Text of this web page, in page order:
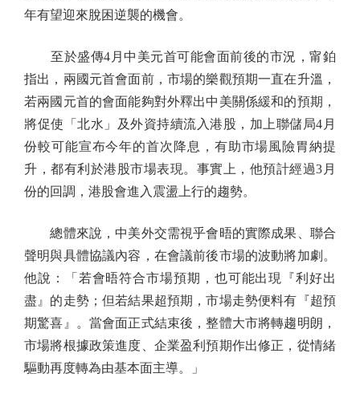
年有望迎來脫困逆襲的機會。
至於盛傳4月中美元首可能會面前後的市況，甯鉑
指出，兩國元首會面前，市場的樂觀預期一直在升溫，
若兩國元首的會面能夠對外釋出中美關係緩和的預期，
將促使「北水」及外資持續流入港股，加上聯儲局4月
份較可能宣布今年的首次降息，有助市場風險胃納提
升，都有利於港股市場表現。事實上，他預計經過3月
份的回調，港股會進入震盪上行的趨勢。
總體來說，中美外交需視乎會晤的實際成果、聯合
聲明與具體協議內容，在會議前後市場的波動將加劇。
他說：「若會晤符合市場預期，也可能出現『利好出
盡』的走勢；但若結果超預期，市場走勢便料有『超預
期驚喜』。當會面正式結束後，整體大市將轉趨明朗，
市場將根據政策進度、企業盈利預期作出修正，從情緒
驅動再度轉為由基本面主導。」